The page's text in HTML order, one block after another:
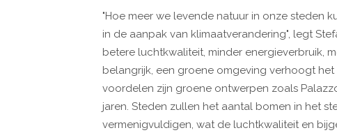
"Hoe meer we levende natuur in onze steden
in de aanpak van klimaatverandering", legt
betere luchtkwaliteit, minder energieverbruik,
belangrijk, een groene omgeving verhoogt
voordelen zijn groene ontwerpen zoals
jaren. Steden zullen het aantal bomen in het
vermenigvuldigen, wat de luchtkwaliteit en